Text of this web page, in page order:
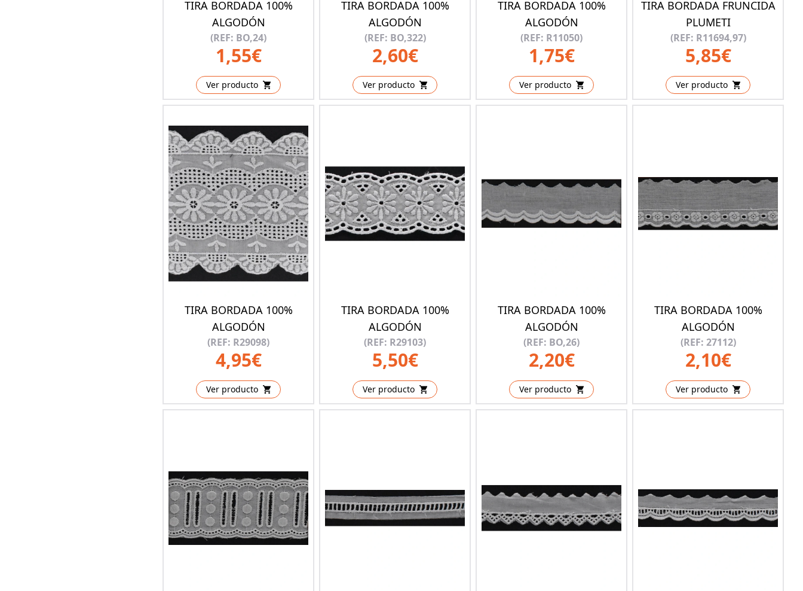
TIRA BORDADA 100%
ALGODÓN
(REF: BO,24)
1,55€
Ver producto
TIRA BORDADA 100%
ALGODÓN
(REF: BO,322)
2,60€
Ver producto
TIRA BORDADA 100%
ALGODÓN
(REF: R11050)
1,75€
Ver producto
TIRA BORDADA FRUNCIDA
PLUMETI
(REF: R11694,97)
5,85€
Ver producto
TIRA BORDADA 100%
ALGODÓN
(REF: R29098)
4,95€
Ver producto
TIRA BORDADA 100%
ALGODÓN
(REF: R29103)
5,50€
Ver producto
TIRA BORDADA 100%
ALGODÓN
(REF: BO,26)
2,20€
Ver producto
TIRA BORDADA 100%
ALGODÓN
(REF: 27112)
2,10€
Ver producto